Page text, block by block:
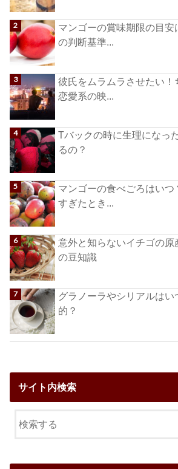
マンゴーの賞味期限の目
の判断基準...
彼氏をムラムラさせたい！
恋愛系の映...
Tバックの時に生理になっ
るの？
マンゴーの食べごろはい
すぎたとき...
意外と知らないイチゴの原
の豆知識
グラノーラやシリアルは
的？
サイト内検索